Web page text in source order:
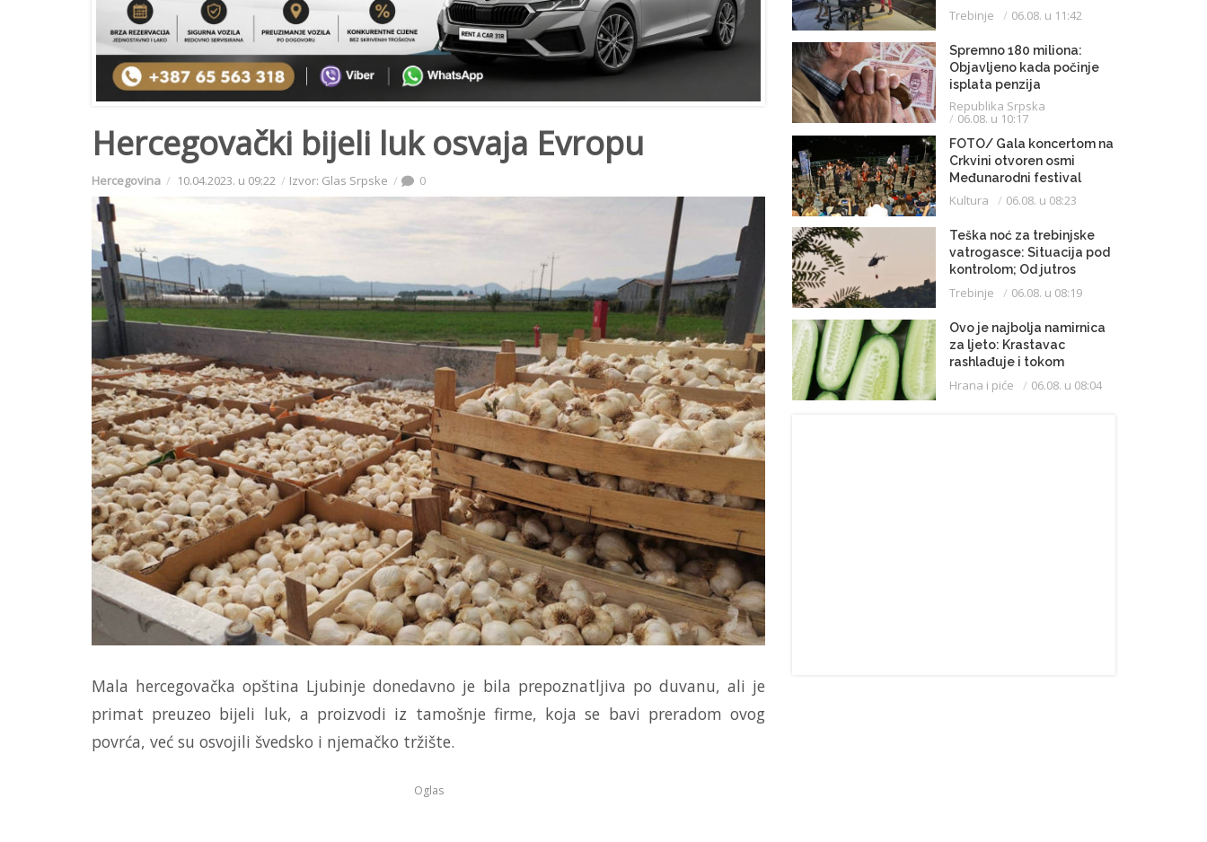
Hercegovački bijeli luk osvaja Evropu
Hercegovina 10.04.2023. u 09:22 Izvor: Glas Srpske 0
Mala hercegovačka opština Ljubinje donedavno je bila prepoznatljiva po duvanu, ali je
primat preuzeo bijeli luk, a proizvodi iz tamošnje firme, koja se bavi preradom ovog
povrća, već su osvojili švedsko i njemačko tržište.
Oglas
medicinski let do
Beograda
Trebinje 06.08. u 11:42
Spremno 180 miliona:
Objavljeno kada počinje
isplata penzija
Republika Srpska
06.08. u 10:17
FOTO/ Gala koncertom na
Crkvini otvoren osmi
Međunarodni festival
klasične muzike
Kultura 06.08. u 08:23
Teška noć za trebinjske
vatrogasce: Situacija pod
kontrolom; Od jutros
dejstvuje helikopter
Trebinje 06.08. u 08:19
Ovo je najbolja namirnica
za ljeto: Krastavac
rashlađuje i tokom
najvrelijih dana
Hrana i piće 06.08. u 08:04